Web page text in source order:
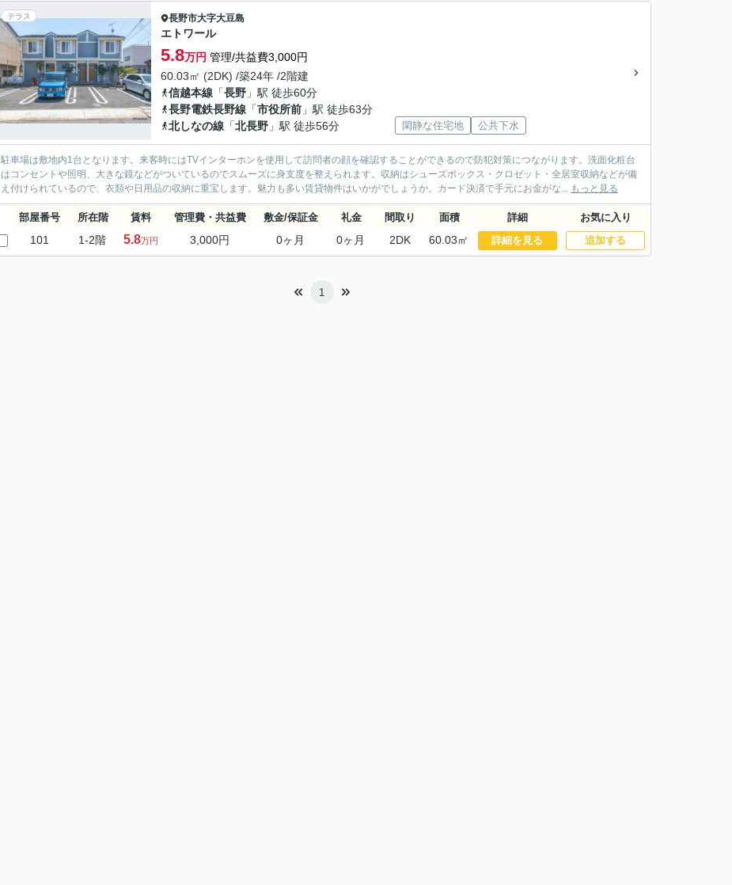
テラス 長野市大字大豆島
エトワール
5.8万円 管理/共益費3,000円
60.03㎡ (2DK) /築24年 /2階建
信越本線 「長野 」駅 徒歩60分
長野電鉄長野線 「市役所前 」駅 徒歩63分
北しなの線 「北長野 」駅 徒歩56分 閑静な住宅地 公共下水
駐車場は敷地内1台となります。来客時にはTVインターホンを使用して訪問者の顔を確認することができるので防犯対策につながります。洗面化粧台
はコンセントや照明、大きな鏡などがついているのでスムーズに身支度を整えられます。収納はシューズボックス・クロゼット・全居室収納などが備
え付けられているので、衣類や日用品の収納に重宝します。魅力も多い賃貸物件はいかがでしょうか。カード決済で手元にお金がな... もっと見る
部屋番号 所在階 賃料 管理費・共益費 敷金/保証金 礼金 間取り 面積 詳細 お気に入り
101 1-2階 5.8万円 3,000円 0ヶ月 0ヶ月 2DK 60.03㎡ 詳細を見る 追加する
1